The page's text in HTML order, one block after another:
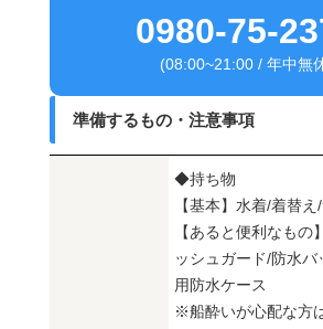
0980-75-
(08:00~21:00 / 年中無
準備するもの・注意事項
◆持ち物
【基本】水着/着替
【あると便利なもの
ッシュガード/防水
用防水ケース
※船酔いが心配な方